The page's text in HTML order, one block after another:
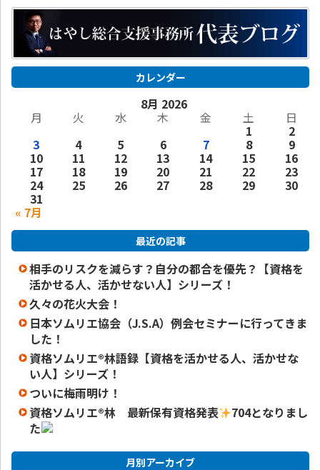
カレンダー
8月 2026
月 火 水 木 金 土 日
« 7月
1 2
3 4 5 6 7 8 9
10 11 12 13 14 15 16
17 18 19 20 21 22 23
24 25 26 27 28 29 30
31
最近の記事
相手のリスクを減らす？自分の都合を優先？【資格を
活かせる人、活かせない人】シリーズ！
久々の花火大会！
日本ソムリエ協会（J.S.A）例会セミナーに行ってきま
した！
資格ソムリエ®️林語録【資格を活かせる人、活かせな
い人】シリーズ！
ついに梅雨明け！
資格ソムリエ®️林 最新保有資格発表
704となりまし
た
月別アーカイブ